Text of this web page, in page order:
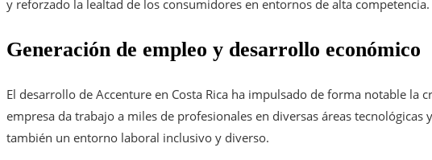
y reforzado la lealtad de los consumidores en entornos de alta competencia.
Generación de empleo y desarrollo económico
El desarrollo de Accenture en Costa Rica ha impulsado de forma notable la
empresa da trabajo a miles de profesionales en diversas áreas
también un entorno laboral inclusivo y diverso.